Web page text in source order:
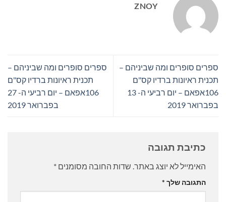
ZNOY
ספרים סופרים ומה שביניהם –
תכנית ראיונות ברדיו קס"ם
106אפאם – יום רביעי ה- 13
בפברואר 2019
ספרים סופרים ומה שביניהם –
תכנית ראיונות ברדיו קס"ם
106אפאם – יום רביעי ה- 27
בפברואר 2019
כתיבת תגובה
האימייל לא יוצג באתר. שדות החובה מסומנים *
התגובה שלך *